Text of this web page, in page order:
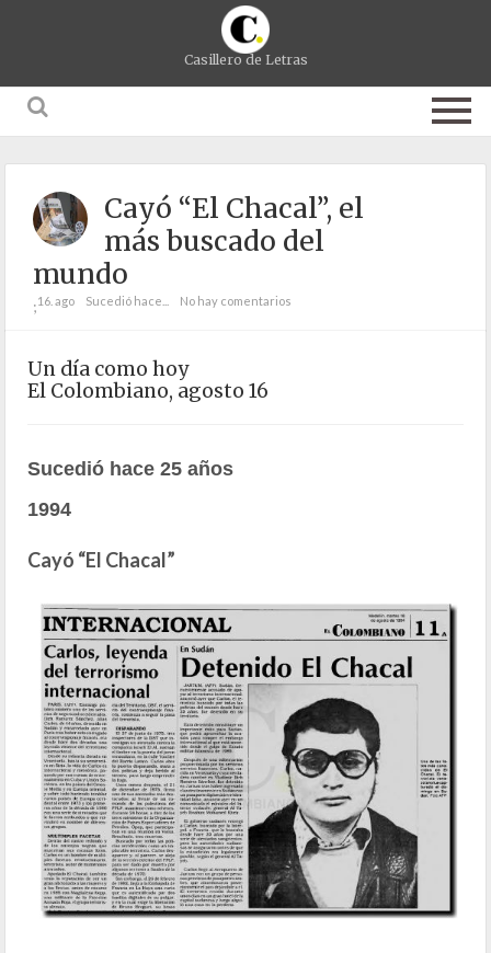
Casillero de Letras
Cayó “El Chacal”, el
más buscado del
mundo
;16. ago Sucedió hace... No hay comentarios
Un día como hoy
El Colombiano, agosto 16
Sucedió hace 25 años
1994
Cayó “El Chacal”